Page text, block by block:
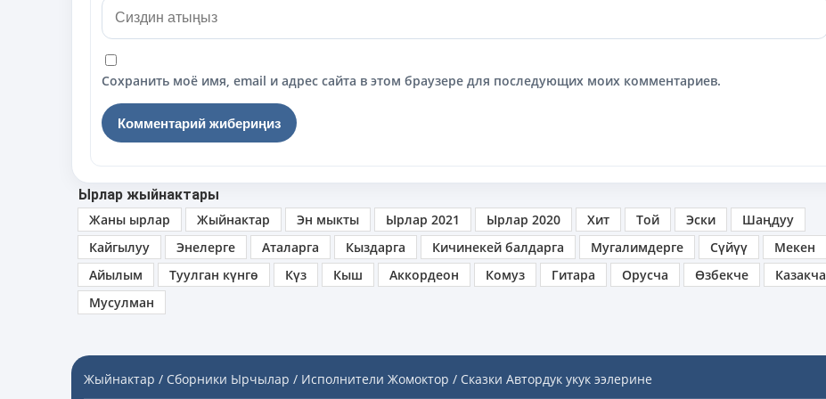
Сохранить моё имя, email и адрес сайта в этом браузере для последующих моих комментариев.
Ырлар жыйнактары
Жаны ырлар
Жыйнактар Эн мыкты Ырлар 2021 Ырлар 2020 Хит Той Эски
Шаңдуу
Кайгылуу
Энелерге Аталарга Кыздарга Кичинекей балдарга Мугалимдерге Сүйүү
Мекен
Айылым
Туулган күнгө Күз Кыш Аккордеон Комуз Гитара Орусча Өзбекче
Казакча
Мусулман
Жыйнактар / Сборники Ырчылар / Исполнители Жомоктор / Сказки Автордук укук ээлерине